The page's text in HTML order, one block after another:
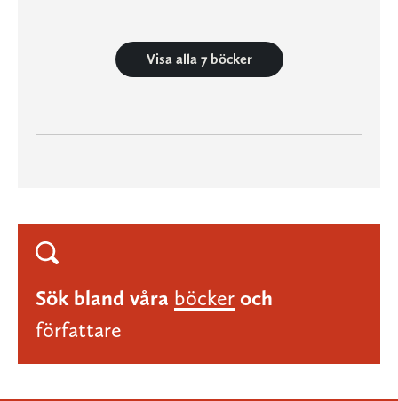
Visa alla 7 böcker
Sök bland våra böcker och
författare